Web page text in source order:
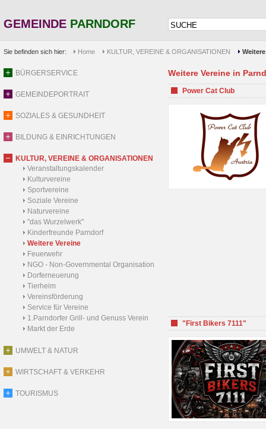
GEMEINDE PARNDORF
Sie befinden sich hier: Home KULTUR, VEREINE & ORGANISATIONEN
BÜRGERSERVICE
GEMEINDEPORTRAIT
SOZIALES & GESUNDHEIT
BILDUNG & EINRICHTUNGEN
KULTUR, VEREINE & ORGANISATIONEN
Veranstaltungskalender
Kulturvereine
Sportvereine
Soziale Vereine
Naturvereine
"das Wurzelwerk"
Kinderfreunde Parndorf
Weitere Vereine
Feuerwehr
NGO - Non-Governmental Organisation
Dorferneuerung
Tierheim
Vereinsförderung
Service für Vereine
1.Parndorfer Grill- und Genuss Verein
Markt der Erde
UMWELT & NATUR
WIRTSCHAFT & VERKEHR
TOURISMUS
Weitere Vereine in
Power Cat Club
"First Bikers 7111"